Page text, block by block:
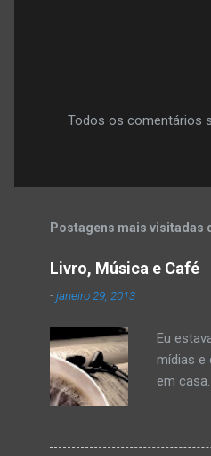
t
u
c
m
n
t
á
r
i
o
Todos os comentários
Postagens mais visitadas
Livro, Música e Café
-janeiro 29, 2013
Eu
mídias e
em
canção
várias